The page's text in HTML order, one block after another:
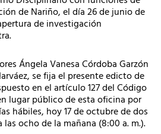
de Nariño, el día 26 de junio de
de investigación
Ángela Vanesa Córdoba Garzón
se fija el presente edicto de
en el artículo 127 del Código
lugar público de esta oficina por
hábiles, hoy 17 de octubre de dos
ocho de la mañana (8:00 a. m.).